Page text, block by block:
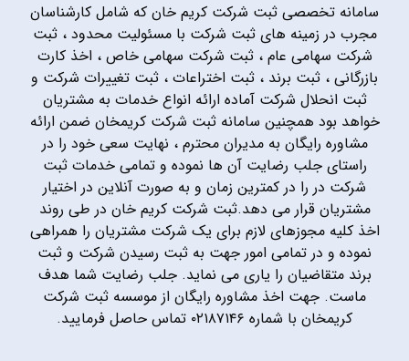
سامانه تخصصی ثبت شرکت کریم خان که شامل کارشناسان
مجرب در زمینه های ثبت شرکت با مسئولیت محدود ، ثبت
شرکت سهامی عام ، ثبت شرکت سهامی خاص ، اخذ کارت
بازرگانی ، ثبت برند ، ثبت اختراعات ، ثبت تغییرات شرکت و
ثبت انحلال شرکت آماده ارائه انواع خدمات به مشتریان
خواهد بود همچنین سامانه ثبت شرکت کریمخان ضمن ارائه
مشاوره رایگان به مدیران محترم ، نهایت سعی خود را در
راستای جلب رضایت آن ها نموده و تمامی خدمات ثبت
شرکت در را در کمترین زمان و به صورت آنلاین در اختیار
مشتریان قرار می دهد.ثبت شرکت کریم خان در طی روند
اخذ کلیه مجوزهای لازم برای یک شرکت مشتریان را همراهی
نموده و در تمامی امور جهت به ثبت رسیدن شرکت و ثبت
برند متقاضیان را یاری می نماید. جلب رضایت شما هدف
ماست. جهت اخذ مشاوره رایگان از موسسه ثبت شرکت
کریمخان با شماره ۰۲۱۸۷۱۴۶ تماس حاصل فرمایید.